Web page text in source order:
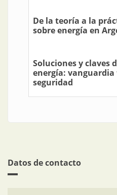
De la teoría a la
sobre energía en
Soluciones y claves
energía: vanguardia
seguridad
Datos de contacto